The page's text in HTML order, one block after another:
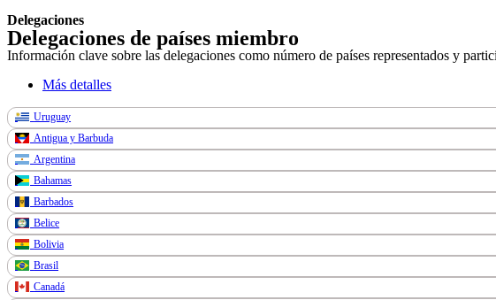
Delegaciones
Delegaciones de países miembro
Información clave sobre las delegaciones como número de países representados y
Más detalles
Uruguay
Antigua y Barbuda
Argentina
Bahamas
Barbados
Belice
Bolivia
Brasil
Canadá